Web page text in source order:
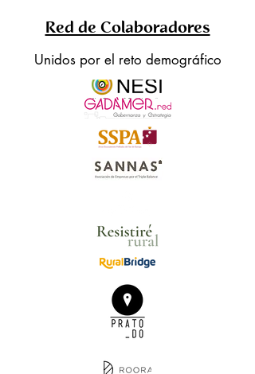
Red de Colaboradores
Unidos por el reto demográfico